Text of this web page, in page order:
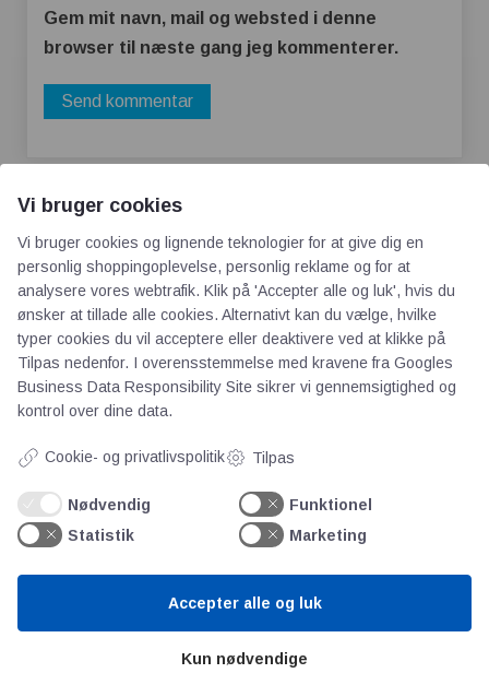
Gem mit navn, mail og websted i denne
browser til næste gang jeg kommenterer.
AOT
Om os
Priser
Persondata
Videncentre
Teknologisk Institut
Vi bruger cookies
Vi bruger cookies og lignende teknologier for at give dig en
personlig shoppingoplevelse, personlig reklame og for at
analysere vores webtrafik. Klik på 'Accepter alle og luk', hvis du
ønsker at tillade alle cookies. Alternativt kan du vælge, hvilke
typer cookies du vil acceptere eller deaktivere ved at klikke på
Tilpas nedenfor. I overensstemmelse med kravene fra Googles
Business Data Responsibility Site sikrer vi gennemsigtighed og
kontrol over dine data.
Cookie- og privatlivspolitik Tilpas
Nødvendig
Funktionel
Statistik
Marketing
Kun nødvendige
Accepter alle og luk